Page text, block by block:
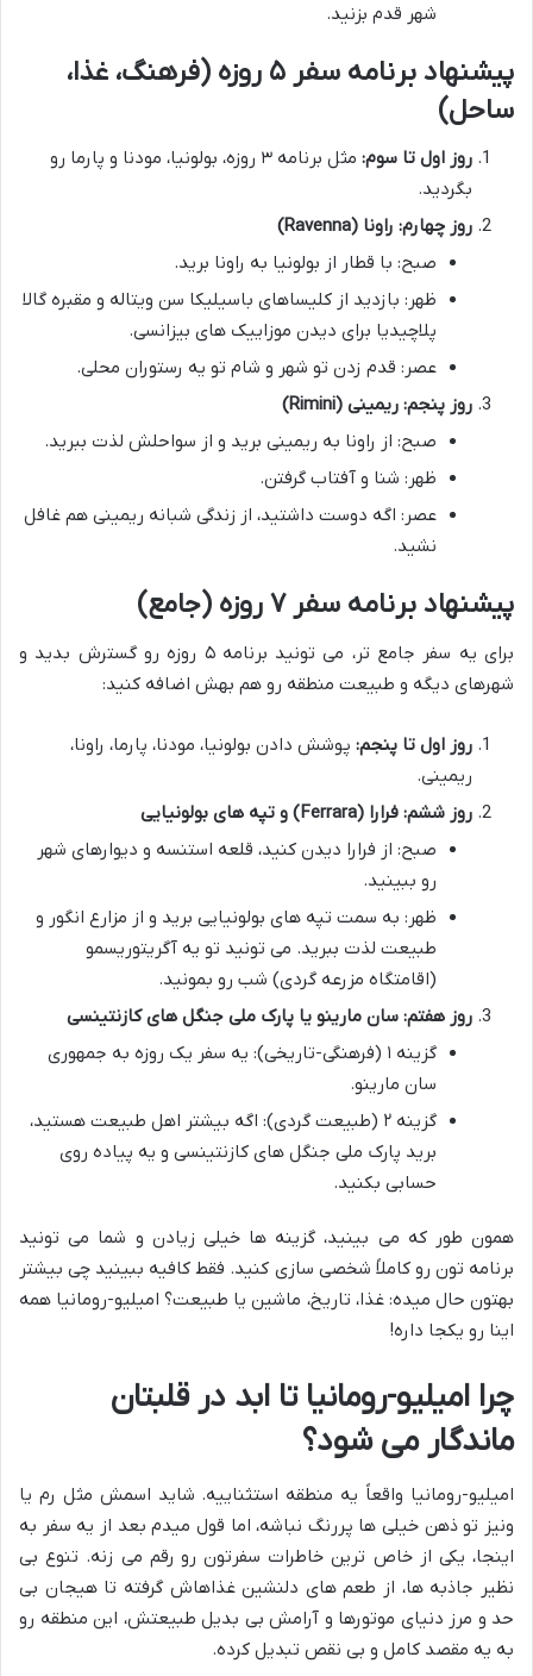
شهر قدم بزنید.
پیشنهاد برنامه سفر ۵ روزه (فرهنگ، غذا،
ساحل)
روز اول تا سوم:
مثل برنامه ۳ روزه، بولونیا، مودنا و پارما رو
بگردید.
روز چهارم: راونا (Ravenna)
صبح: با قطار از بولونیا به راونا برید.
ظهر: بازدید از کلیساهای باسیلیکا سن ویتاله و مقبره گالا
پلاچیدیا برای دیدن موزاییک های بیزانسی.
عصر: قدم زدن تو شهر و شام تو یه رستوران محلی.
روز پنجم: ریمینی (Rimini)
صبح: از راونا به ریمینی برید و از سواحلش لذت ببرید.
ظهر: شنا و آفتاب گرفتن.
عصر: اگه دوست داشتید، از زندگی شبانه ریمینی هم غافل
نشید.
پیشنهاد برنامه سفر ۷ روزه (جامع)
برای یه سفر جامع تر، می تونید برنامه ۵ روزه رو گسترش بدید و
شهرهای دیگه و طبیعت منطقه رو هم بهش اضافه کنید:
روز اول تا پنجم: پوشش دادن بولونیا، مودنا، پارما، راونا،
ریمینی.
روز ششم: فرارا (Ferrara) و تپه های بولونیایی
صبح: از فرارا دیدن کنید، قلعه استنسه و دیوارهای شهر
رو ببینید.
ظهر: به سمت تپه های بولونیایی برید و از مزارع انگور و
طبیعت لذت ببرید. می تونید تو یه آگریتوریسمو
(اقامتگاه مزرعه گردی) شب رو بمونید.
روز هفتم: سان مارینو یا پارک ملی جنگل های کازنتینسی
گزینه ۱ (فرهنگی-تاریخی): یه سفر یک روزه به جمهوری
سان مارینو.
گزینه ۲ (طبیعت گردی): اگه بیشتر اهل طبیعت هستید،
برید پارک ملی جنگل های کازنتینسی و یه پیاده روی
حسابی بکنید.
همون طور که می بینید، گزینه ها خیلی زیادن و شما می تونید
برنامه تون رو کاملاً شخصی سازی کنید. فقط کافیه ببینید چی بیشتر
بهتون حال میده: غذا، تاریخ، ماشین یا طبیعت؟ امیلیو-رومانیا همه
اینا رو یکجا داره!
چرا امیلیو-رومانیا تا ابد در قلبتان
ماندگار می شود؟
امیلیو-رومانیا واقعاً یه منطقه استثناییه. شاید اسمش مثل رم یا
ونیز تو ذهن خیلی ها پررنگ نباشه، اما قول میدم بعد از یه سفر به
اینجا، یکی از خاص ترین خاطرات سفرتون رو رقم می زنه. تنوع بی
نظیر جاذبه ها، از طعم های دلنشین غذاهاش گرفته تا هیجان بی
حد و مرز دنیای موتورها و آرامش بی بدیل طبیعتش، این منطقه رو
به یه مقصد کامل و بی نقص تبدیل کرده.